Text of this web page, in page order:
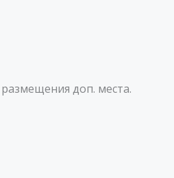
доп. места.